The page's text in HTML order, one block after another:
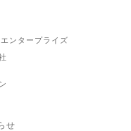
ンタープライズ
せ